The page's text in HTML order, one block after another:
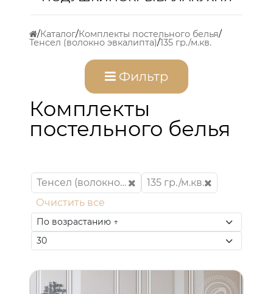
Каталог Комплекты постельного белья
Тенсел (волокно эвкалипта) 135 гр./м.кв.
Фильтр
Комплекты
постельного белья
Тенсел (волокно эвкалипта)
135 гр./м.кв.
Очистить все